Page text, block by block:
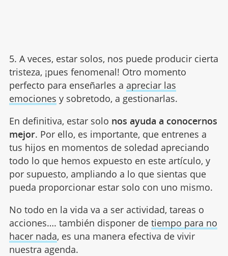
5. A veces, estar solos, nos puede producir cierta
tristeza, ¡pues fenomenal! Otro momento
perfecto para enseñarles a apreciar las
emociones y sobretodo, a gestionarlas.
En definitiva, estar solo nos ayuda a conocernos
mejor. Por ello, es importante, que entrenes a
tus hijos en momentos de soledad apreciando
todo lo que hemos expuesto en este artículo, y
por supuesto, ampliando a lo que sientas que
pueda proporcionar estar solo con uno mismo.
No todo en la vida va a ser actividad, tareas o
acciones…. también disponer de tiempo para no
hacer nada, es una manera efectiva de vivir
nuestra agenda.